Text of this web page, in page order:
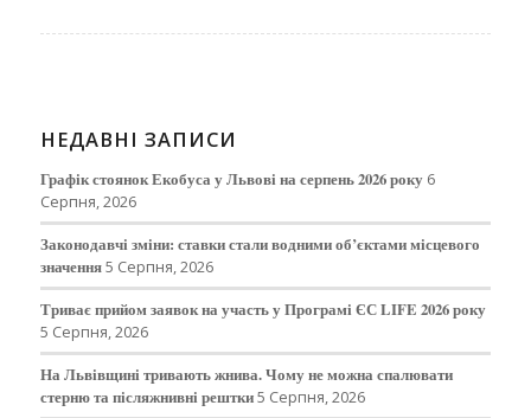
НЕДАВНІ ЗАПИСИ
Графік стоянок Екобуса у Львові на серпень 2026 року 6
Серпня, 2026
Законодавчі зміни: ставки стали водними об’єктами місцевого
значення5 Серпня, 2026
Триває прийом заявок на участь у Програмі ЄС LIFE 2026 року
5 Серпня, 2026
На Львівщині тривають жнива. Чому не можна спалювати
стерню та післяжнивні рештки5 Серпня, 2026